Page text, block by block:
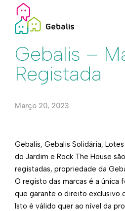
Institucional
Gebalis –
Registada
Março 20, 2023
Gebalis, Gebalis Solidária,
do Jardim e Rock The House
registadas, propriedade da
​O registo das marcas é a única
que garante o direito exclusivo
Isto é válido quer ao nível da